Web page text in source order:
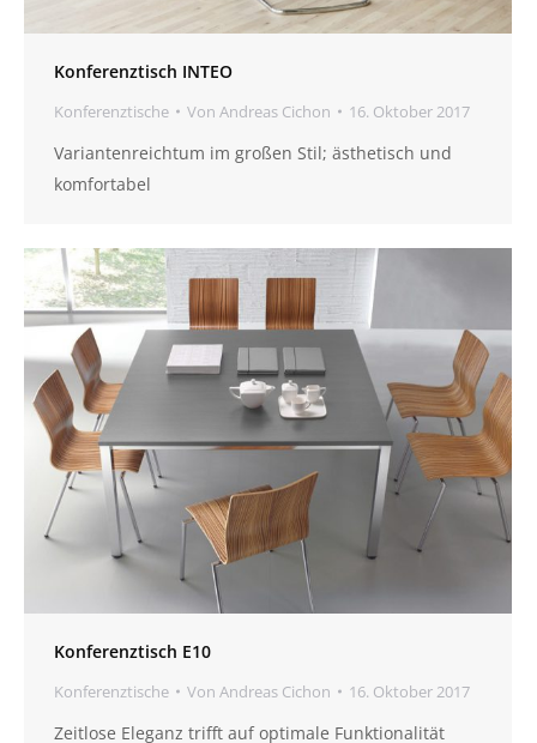
Konferenztisch INTEO
Konferenztische Von Andreas Cichon 16. Oktober 2017
Variantenreichtum im großen Stil; ästhetisch und
komfortabel
Konferenztisch E10
Konferenztische Von Andreas Cichon 16. Oktober 2017
Zeitlose Eleganz trifft auf optimale Funktionalität